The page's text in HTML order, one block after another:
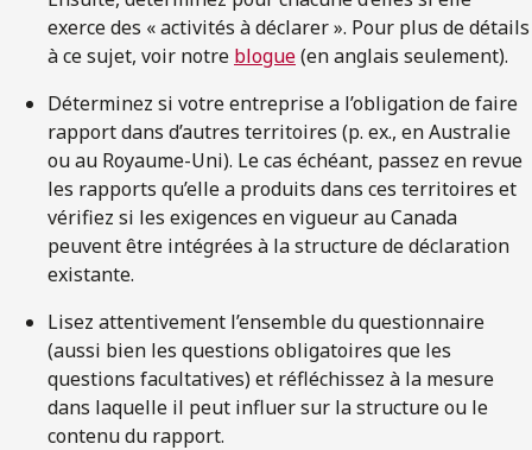
exerce des « activités à déclarer ». Pour plus de détails
à ce sujet, voir notre blogue(en anglais seulement).
Déterminez si votre entreprise a l’obligation de faire
rapport dans d’autres territoires (p. ex., en Australie
ou au Royaume-Uni). Le cas échéant, passez en revue
les rapports qu’elle a produits dans ces territoires et
vérifiez si les exigences en vigueur au Canada
peuvent être intégrées à la structure de déclaration
existante.
Lisez attentivement l’ensemble du questionnaire
(aussi bien les questions obligatoires que les
questions facultatives) et réfléchissez à la mesure
dans laquelle il peut influer sur la structure ou le
contenu du rapport.